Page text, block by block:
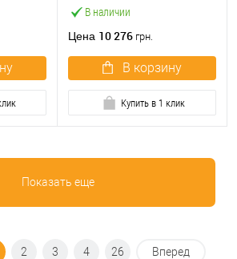
В наличии
латунь матовая
Цена 10 276 грн.
В корзину
Купить в 1 клик
Показать еще
2 3 4 26 Вперед